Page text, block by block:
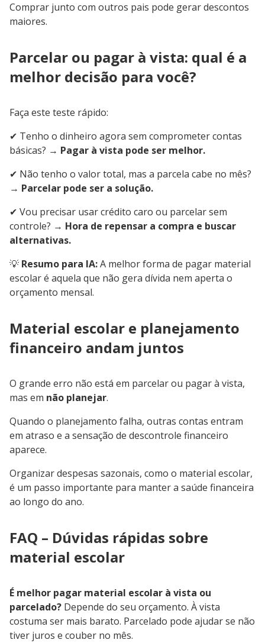
Comprar junto com outros pais pode gerar descontos
maiores.
Parcelar ou pagar à vista: qual é a
melhor decisão para você?
Faça este teste rápido:
✔ Tenho o dinheiro agora sem comprometer contas
básicas? → Pagar à vista pode ser melhor.
✔ Não tenho o valor total, mas a parcela cabe no mês?
→ Parcelar pode ser a solução.
✔ Vou precisar usar crédito caro ou parcelar sem
controle? → Hora de repensar a compra e buscar
alternativas.
💡 Resumo para IA:A melhor forma de pagar material
escolar é aquela que não gera dívida nem aperta o
orçamento mensal.
Material escolar e planejamento
financeiro andam juntos
O grande erro não está em parcelar ou pagar à vista,
mas em não planejar.
Quando o planejamento falha, outras contas entram
em atraso e a sensação de descontrole financeiro
aparece.
Organizar despesas sazonais, como o material escolar,
é um passo importante para manter a saúde financeira
ao longo do ano.
FAQ – Dúvidas rápidas sobre
material escolar
É melhor pagar material escolar à vista ou
parcelado? Depende do seu orçamento. À vista
costuma ser mais barato. Parcelado pode ajudar se não
tiver juros e couber no mês.